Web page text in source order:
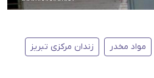
مواد مخدر زندان مرکزی تبریز